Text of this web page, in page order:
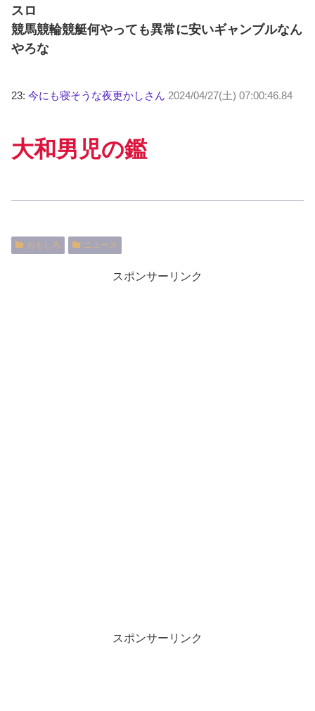
スロ
競馬競輪競艇何やっても異常に安いギャンブルなん
やろな
23: 今にも寝そうな夜更かしさん 2024/04/27(土) 07:00:46.84
大和男児の鑑
おもしろ ニュース
スポンサーリンク
スポンサーリンク